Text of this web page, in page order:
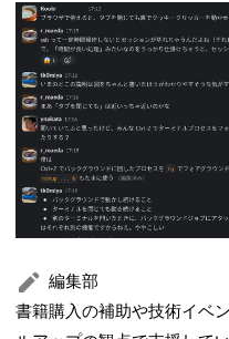
編集部
書籍購入の補助や技術イベ